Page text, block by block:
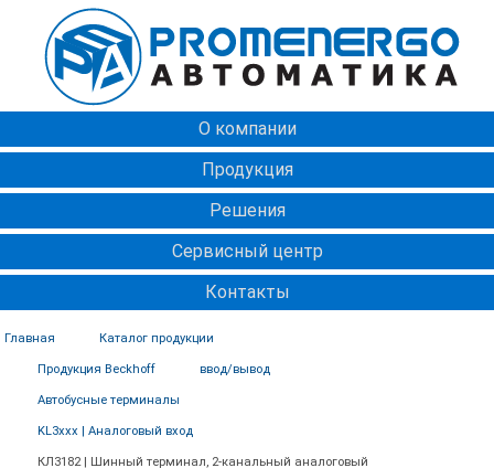
О компании
Продукция
Решения
Сервисный центр
Контакты
Главная Каталог продукции
Продукция Beckhoff ввод/вывод
Автобусные терминалы
KL3xxx | Аналоговый вход
КЛ3182 | Шинный терминал, 2-канальный аналоговый